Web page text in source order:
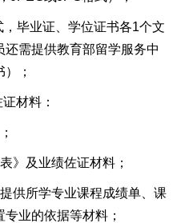
毕业证、学位证书各1个文
需提供教育部留学服务中
；
材料：
》及业绩佐证材料；
供所学专业课程成绩单、课
业的依据等材料；